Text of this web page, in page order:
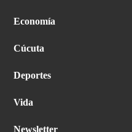
Economía
Cúcuta
Deportes
Vida
Newsletter